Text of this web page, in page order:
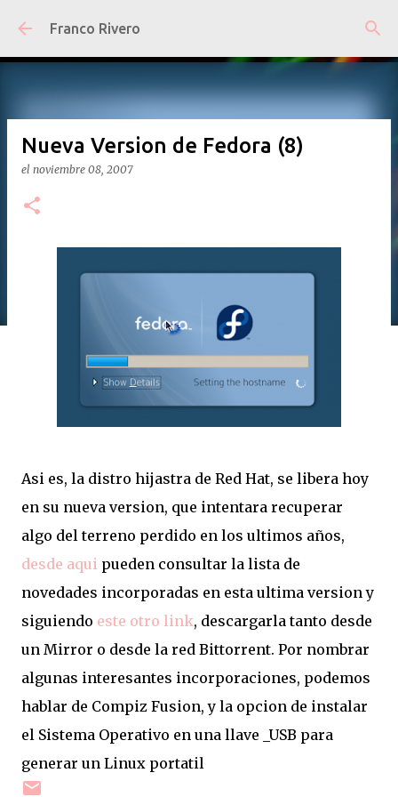
Ir al contenido principal
Franco Rivero
Nueva Version de Fedora (8)
el noviembre 08, 2007
Asi es, la distro hijastra de Red Hat, se libera hoy
en su nueva version, que intentara recuperar
algo del terreno perdido en los ultimos años,
desde aqui pueden consultar la lista de
novedades incorporadas en esta ultima version y
siguiendo este otro link, descargarla tanto desde
un Mirror o desde la red Bittorrent. Por nombrar
algunas interesantes incorporaciones, podemos
hablar de Compiz Fusion, y la opcion de instalar
el Sistema Operativo en una llave _USB para
generar un Linux portatil